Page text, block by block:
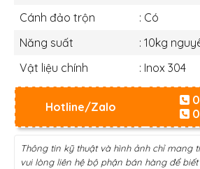
Cánh đảo trộn
: Có
Năng suất
: 10kg
Vật liệu chính
: Inox 304
Hotline/Zalo
Thông tin kỹ thuật và hình ảnh chỉ mang
vui lòng liên hệ bộ phận bán hàng để